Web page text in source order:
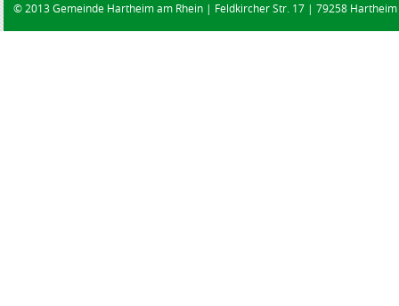
© 2013 Gemeinde Hartheim am Rhein | Feldkircher Str. 17 | 79258